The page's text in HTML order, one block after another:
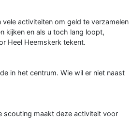
activiteiten om geld te verzamelen
kijken en als u toch lang loopt,
Heel Heemskerk tekent.
in het centrum. Wie wil er niet naast
scouting maakt deze activiteit voor